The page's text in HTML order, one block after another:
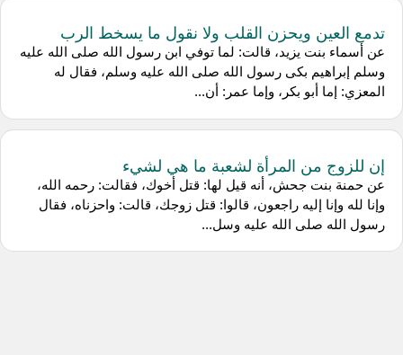
تدمع العين ويحزن القلب ولا نقول ما يسخط الرب
عن أسماء بنت يزيد، قالت: لما توفي ابن رسول الله صلى الله عليه
وسلم إبراهيم بكى رسول الله صلى الله عليه وسلم، فقال له
المعزي: إما أبو بكر، وإما عمر: أن...
إن للزوج من المرأة لشعبة ما هي لشيء
عن حمنة بنت جحش، أنه قيل لها: قتل أخوك، فقالت: رحمه الله،
وإنا لله وإنا إليه راجعون، قالوا: قتل زوجك، قالت: واحزناه، فقال
رسول الله صلى الله عليه وسل...